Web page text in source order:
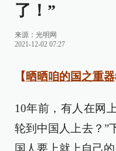
了！”
来源： 光明网
2021-12-02 07:27
【 晒晒咱的国之重器
10年前，有人在网
轮到中国人上去？”
国人要上就上自己